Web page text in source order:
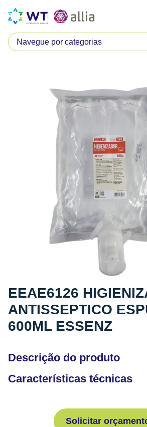
EEAE6126
ANTISSEPTICO
600ML ESSENZ
Descrição do produto
Características técnicas
Solicitar